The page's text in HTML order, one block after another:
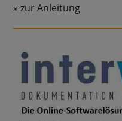
zur Anleitung